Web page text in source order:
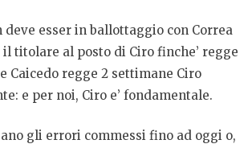
deve esser in ballottaggio con Correa
il titolare al posto di Ciro finche’ regge
Caicedo regge 2 settimane Ciro
e per noi, Ciro e’ fondamentale.
gli errori commessi fino ad oggi o,